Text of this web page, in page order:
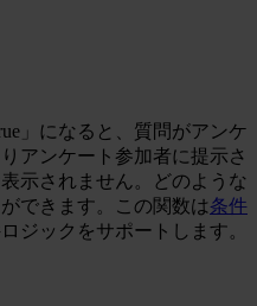
」になると、質問がアンケ
アンケート参加者に提示さ
示されません。どのような
できます。この関数は条件
ジックをサポートします。